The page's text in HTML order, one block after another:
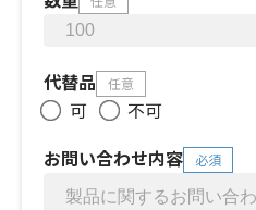
代替品 任意
可
不可
お問い合わせ内容
必須